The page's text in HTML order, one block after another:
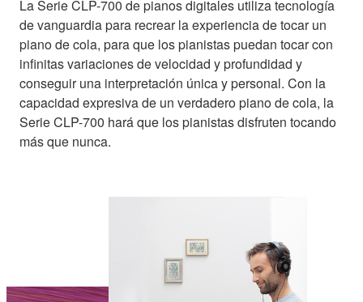
La Serie CLP-700 de pianos digitales utiliza tecnología
de vanguardia para recrear la experiencia de tocar un
piano de cola, para que los pianistas puedan tocar con
infinitas variaciones de velocidad y profundidad y
conseguir una interpretación única y personal. Con la
capacidad expresiva de un verdadero piano de cola, la
Serie CLP-700 hará que los pianistas disfruten tocando
más que nunca.